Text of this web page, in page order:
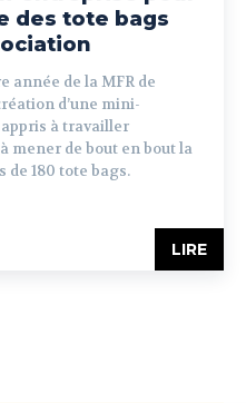
des tote bags
année de la MFR de
d’une mini-
à travailler
mener de bout en bout la
de 180 tote bags.
LIRE